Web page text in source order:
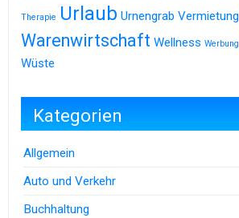
Therapie Urlaub Urnengrab Vermietung
Warenwirtschaft Wellness Werbung
Wüste
Kategorien
Allgemein
Auto und Verkehr
Buchhaltung